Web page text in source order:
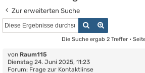
Zur erweiterten Suche
Suche
Die Suche ergab 2 Treffer •
von Raum115
Dienstag 24. Juni 2025, 11:23
Forum: Frage zur Kontaktlinse